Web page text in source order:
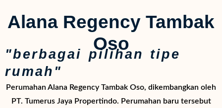
Alana Regency Tambak
Oso
"berbagai pilihan tipe
rumah"
Perumahan Alana Regency Tambak Oso, dikembangkan oleh
PT. Tumerus Jaya Propertindo. Perumahan baru tersebut